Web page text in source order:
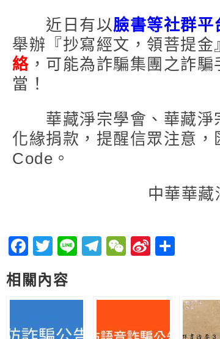
近日有以臉書等社群平
舉辦『抄寫經文，領菩提金
絡 ，可能為詐騙集團之詐
當！
華藏淨宗學會、華藏淨
化緣捐款，提醒信眾注意
Code。
中華華
Facebook
Twitter
LineTelegram
WeChat
Sina
相關內容